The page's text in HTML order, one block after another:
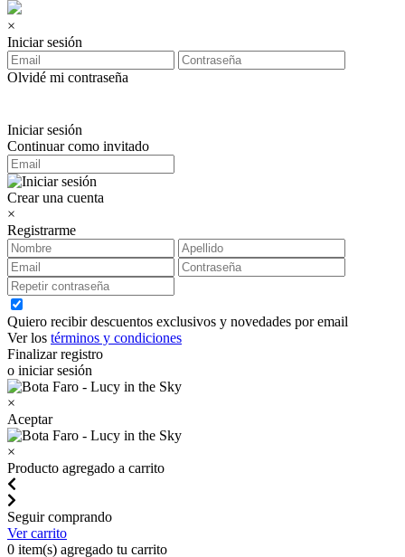
×
Iniciar sesión
Olvidé mi contraseña
Iniciar sesión
Continuar como invitado
Crear una cuenta
×
Registrarme
Quiero recibir descuentos exclusivos y novedades por email
Ver los términos y condiciones
Finalizar registro
o iniciar sesión
×
Aceptar
×
Producto agregado a carrito
Seguir comprando
Ver carrito
0 item(s) agregado tu carrito